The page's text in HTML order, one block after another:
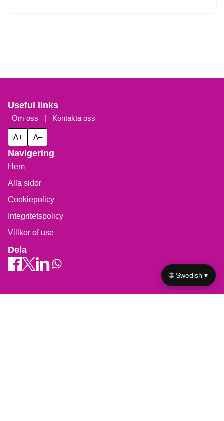
Useful links
Om oss | Kontakta oss
A+ A–
Navigering
Hem
Alla sidor
Cookiepolicy
Integritetspolicy
Villkor of use
Dela
🌐 Swedish ▾